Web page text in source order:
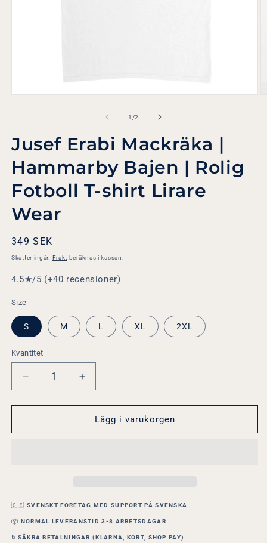
1 /av
2
Jusef Erabi Mackräka |
Hammarby Bajen | Rolig
Fotboll T-shirt Lirare
Wear
Ordinarie
pris
349 SEK
Skatter ingår. Frakt beräknas i kassan.
4.5★/5 (+40 recensioner)
Size
S M L XL 2XL
Kvantitet
Minska
kvantitet
för
Erabi
Rolig
Fotboll
T-
Öka
kvantitet
för
Jusef
Erabi
Rolig
Fotboll
Lägg i varukorgen
🇸🇪 SVENSKT FÖRETAG MED SUPPORT PÅ SVENSKA
📦 NORMAL LEVERANSTID 3-8 ARBETSDAGAR
🔒 SÄKRA BETALNINGAR (KLARNA, KORT, SHOP PAY)